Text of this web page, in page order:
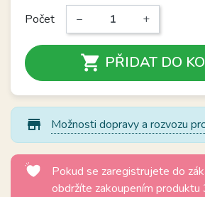
Počet − +
 PŘIDAT DO
store_mall_directory Možnosti dopravy a rozvozu
Pokud se zaregistrujete do
obdržíte zakoupením produktu